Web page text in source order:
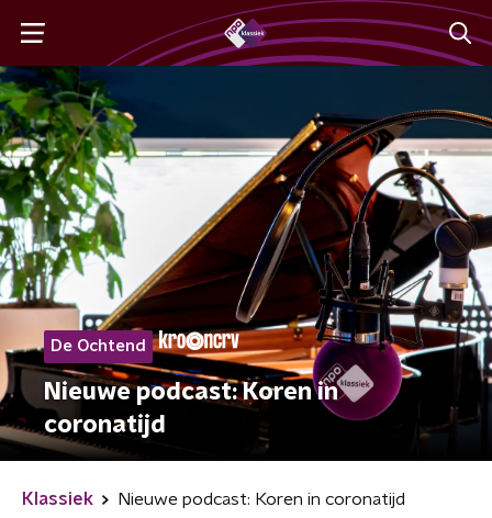
De Ochtend
Nieuwe podcast: Koren in
coronatijd
Klassiek Nieuwe podcast: Koren in coronatijd